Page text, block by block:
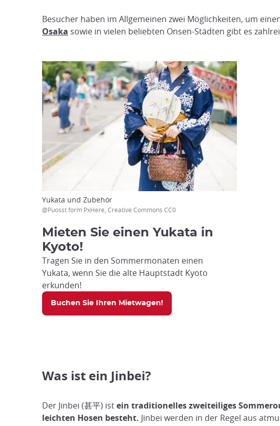
Besucher haben im Allgemeinen zwei Möglichkeiten, um
Osaka sowie in vielen beliebten Onsen-Städten gibt es
Yukata und Zubehör
@Puosst form PxHere, Creative Commons CC0
Mieten Sie einen Yukata in
Kyoto!
Tragen Sie in den Sommermonaten einen
Yukata, wenn Sie die alte Hauptstadt Kyoto
erkunden!
Buchen Sie Ihren Mietwagen!
Was ist ein Jinbei?
Der Jinbei (甚平) istein traditionelles zweiteiliges
leichten Hosen besteht. Jinbei werden in der Regel aus